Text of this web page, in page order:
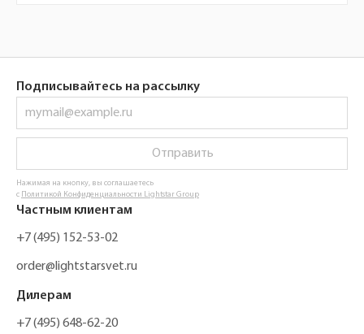
Подписывайтесь на рассылку
Отправить
Нажимая на кнопку, вы соглашаетесь
с Политикой Конфиденциальности Lightstar Group
Частным клиентам
+7 (495) 152-53-02
order@lightstarsvet.ru
Дилерам
+7 (495) 648-62-20